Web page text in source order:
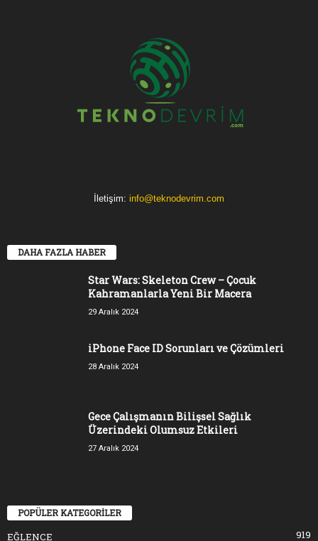
İletişim: info@teknodevrim.com
DAHA FAZLA HABER
Star Wars: Skeleton Crew – Çocuk
Kahramanlarla Yeni Bir Macera
29 Aralık 2024
iPhone Face ID Sorunları ve Çözümleri
28 Aralık 2024
Gece Çalışmanın Bilişsel Sağlık
Üzerindeki Olumsuz Etkileri
27 Aralık 2024
POPÜLER KATEGORİLER
EĞLENCE 919